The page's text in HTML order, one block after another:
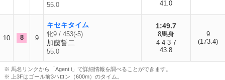
55.0 41.0
10 8 9
キセキタイム
牝9 / 453(-5)
加藤誓二
55.0
1:49.7
8馬身
4-4-3-7
43.8
9
(173.4)
※ 馬名リンクから「Agent i」で詳細情報を調べることができます。
※ 上3Fはゴール前3ハロン（600m）のタイム。